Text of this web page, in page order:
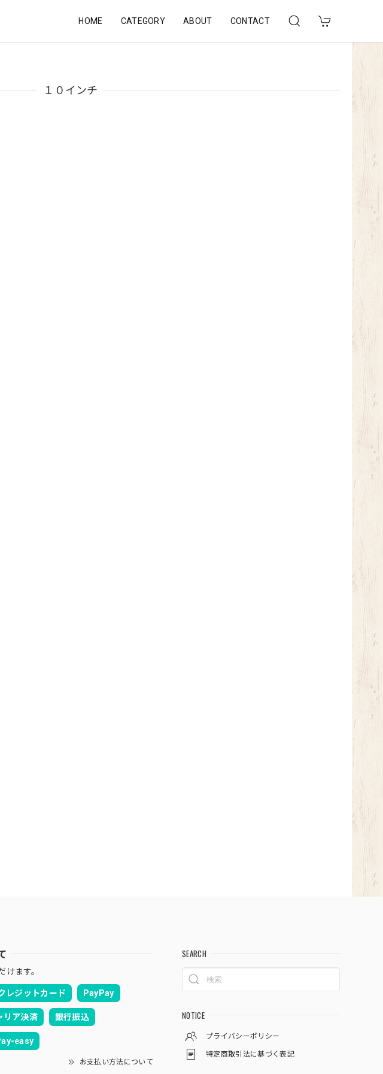
HOME CATEGORY ABOUT CONTACT
１０インチ
けます。
レジットカード PayPay
リア決済 銀行振込
easy
お支払い方法について
SEARCH
NOTICE
プライバシーポリシー
特定商取引法に基づく表記